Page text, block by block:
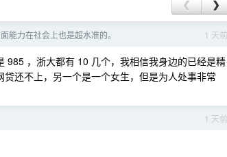
❮ ❯
1 天前
能力在社会上也是超水准的。
985 ，浙大都有 10 几个，我相信我身边的已经是精
还不上，另一个是一个女生，但是为人处事非常
1 天前